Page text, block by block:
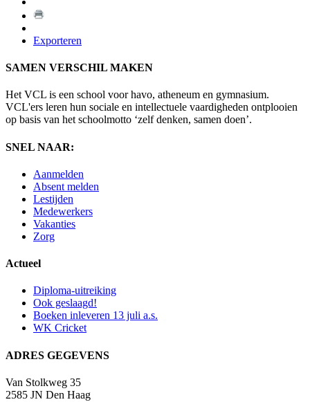
Exporteren
SAMEN VERSCHIL MAKEN
Het VCL is een school voor havo, atheneum en gymnasium.
VCL'ers leren hun sociale en intellectuele vaardigheden ontplooien
op basis van het schoolmotto ‘zelf denken, samen doen’.
SNEL NAAR:
Aanmelden
Absent melden
Lestijden
Medewerkers
Vakanties
Zorg
Actueel
Diploma-uitreiking
Ook geslaagd!
Boeken inleveren 13 juli a.s.
WK Cricket
ADRES GEGEVENS
Van Stolkweg 35
2585 JN Den Haag